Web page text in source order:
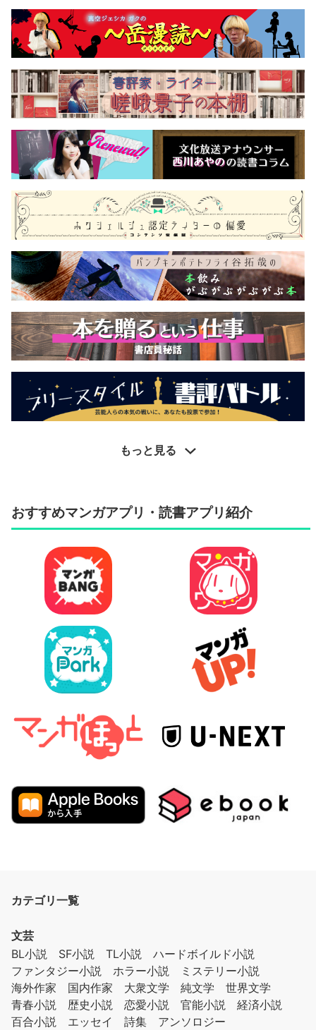
もっと見る
おすすめマンガアプリ・読書アプリ紹介
カテゴリ一覧
文芸
BL小説
SF小説 TL小説
ハードボイルド小説
ファンタジー小説
ホラー小説
ミステリー小説
海外作家
国内作家 大衆文学 純文学
世界文学
青春小説
歴史小説 恋愛小説 官能小説
経済小説
百合小説
エッセイ 詩集
アンソロジー